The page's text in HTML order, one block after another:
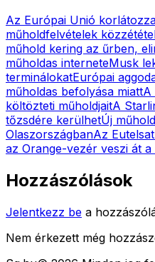
Az Európai Unió
műholdfelvételek
műhold kering az űrben,
műholdas interneteMusk
terminálokatEurópai
műholdas befolyása miattA
költözteti műholdjaitA
tőzsdére kerülhetÚj
OlaszországbanAz
az Orange-vezér veszi át a
Hozzászólások
Jelentkezz be a
Nem érkezett még